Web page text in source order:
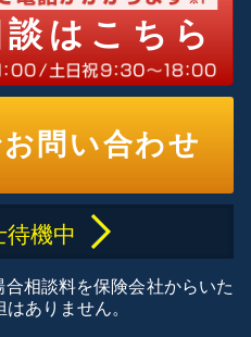
はこちら
問い合わせ
待機中
ありません。